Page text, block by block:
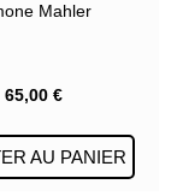
Mahler
65,00 €
AU PANIER